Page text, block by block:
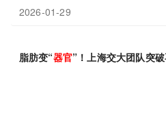
2026-01-29
脂肪变“器官”！上海交大团队突